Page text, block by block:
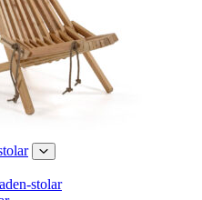
stolar